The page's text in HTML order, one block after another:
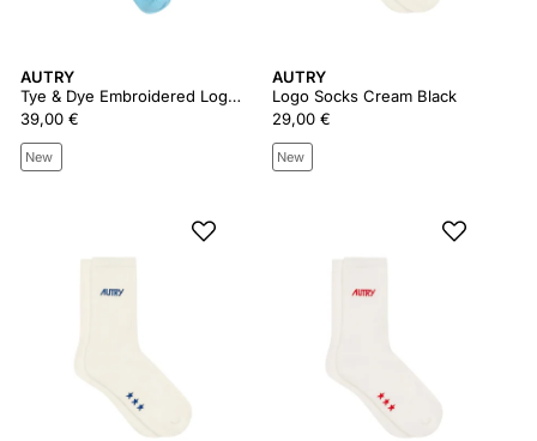
AUTRY
Tye & Dye Embroidered Logo Sock
39,00 €
New
AUTRY
Logo Socks Cream Black
29,00 €
New